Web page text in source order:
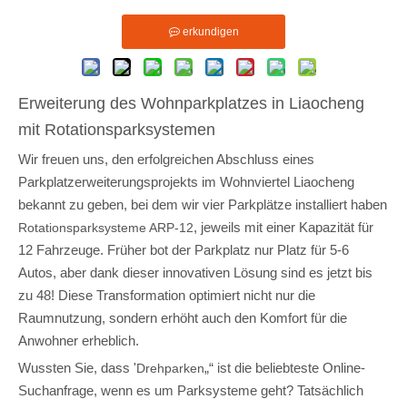
erkundigen
Erweiterung des Wohnparkplatzes in Liaocheng
mit Rotationsparksystemen
Wir freuen uns, den erfolgreichen Abschluss eines
Parkplatzerweiterungsprojekts im Wohnviertel Liaocheng
bekannt zu geben, bei dem wir vier Parkplätze installiert haben
Rotationsparksysteme ARP-12, jeweils mit einer Kapazität für
12 Fahrzeuge. Früher bot der Parkplatz nur Platz für 5-6
Autos, aber dank dieser innovativen Lösung sind es jetzt bis
zu 48! Diese Transformation optimiert nicht nur die
Raumnutzung, sondern erhöht auch den Komfort für die
Anwohner erheblich.
Wussten Sie, dass 'Drehparken„“ ist die beliebteste Online-
Suchanfrage, wenn es um Parksysteme geht? Tatsächlich